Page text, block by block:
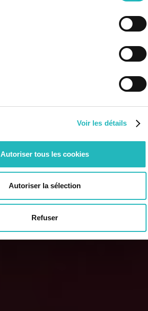
Voir les détails
Autoriser tous les cookies
Autoriser la sélection
Refuser